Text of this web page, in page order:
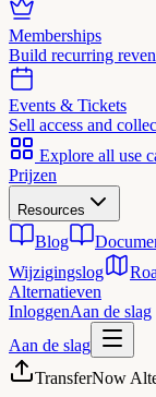
Memberships
Build recurring
Events & Tickets
Sell access and
Explore all use
Prijzen
Resources
Blog
Wijzigingslog
Alternatieven
InloggenAan de slag
Aan de slag
TransferNow